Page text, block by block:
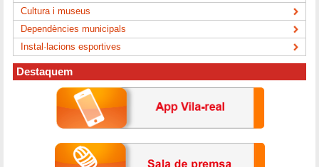
Cultura i museus
Dependències municipals
Instal·lacions esportives
Destaquem